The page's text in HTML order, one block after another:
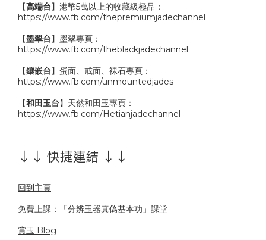
【高端台】港幣5萬以上的收藏級極品：
https://www.fb.com/thepremiumjadechannel
【墨翠台】墨翠專頁：
https://www.fb.com/theblackjadechannel
【鑲嵌台】蛋面、戒面、裸石專頁：
https://www.fb.com/unmountedjades
【和田玉台】天然和田玉專頁：
https://www.fb.com/Hetianjadechannel
↓↓ 快捷連結 ↓↓
回到主頁
免費上課：「分辨玉器真偽基本功」課堂
賞玉 Blog